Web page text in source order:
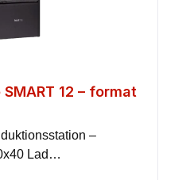
12 – format
–
Lad…